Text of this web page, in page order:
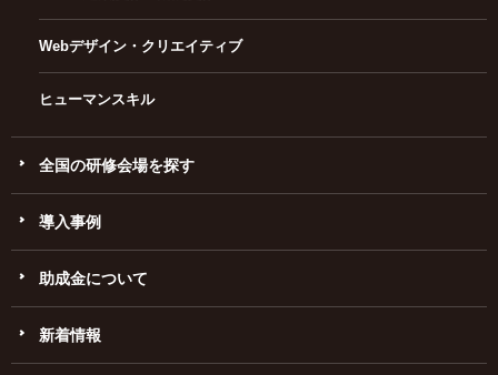
Webデザイン・クリエイティブ
ヒューマンスキル
全国の研修会場を探す
導入事例
助成金について
新着情報